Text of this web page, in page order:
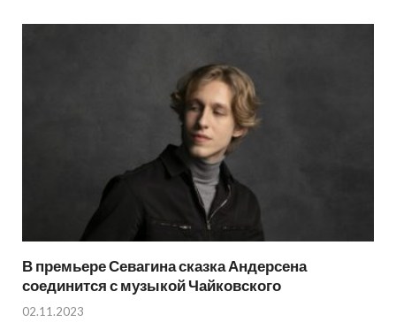
В премьере Севагина сказка Андерсена
соединится с музыкой Чайковского
02.11.2023